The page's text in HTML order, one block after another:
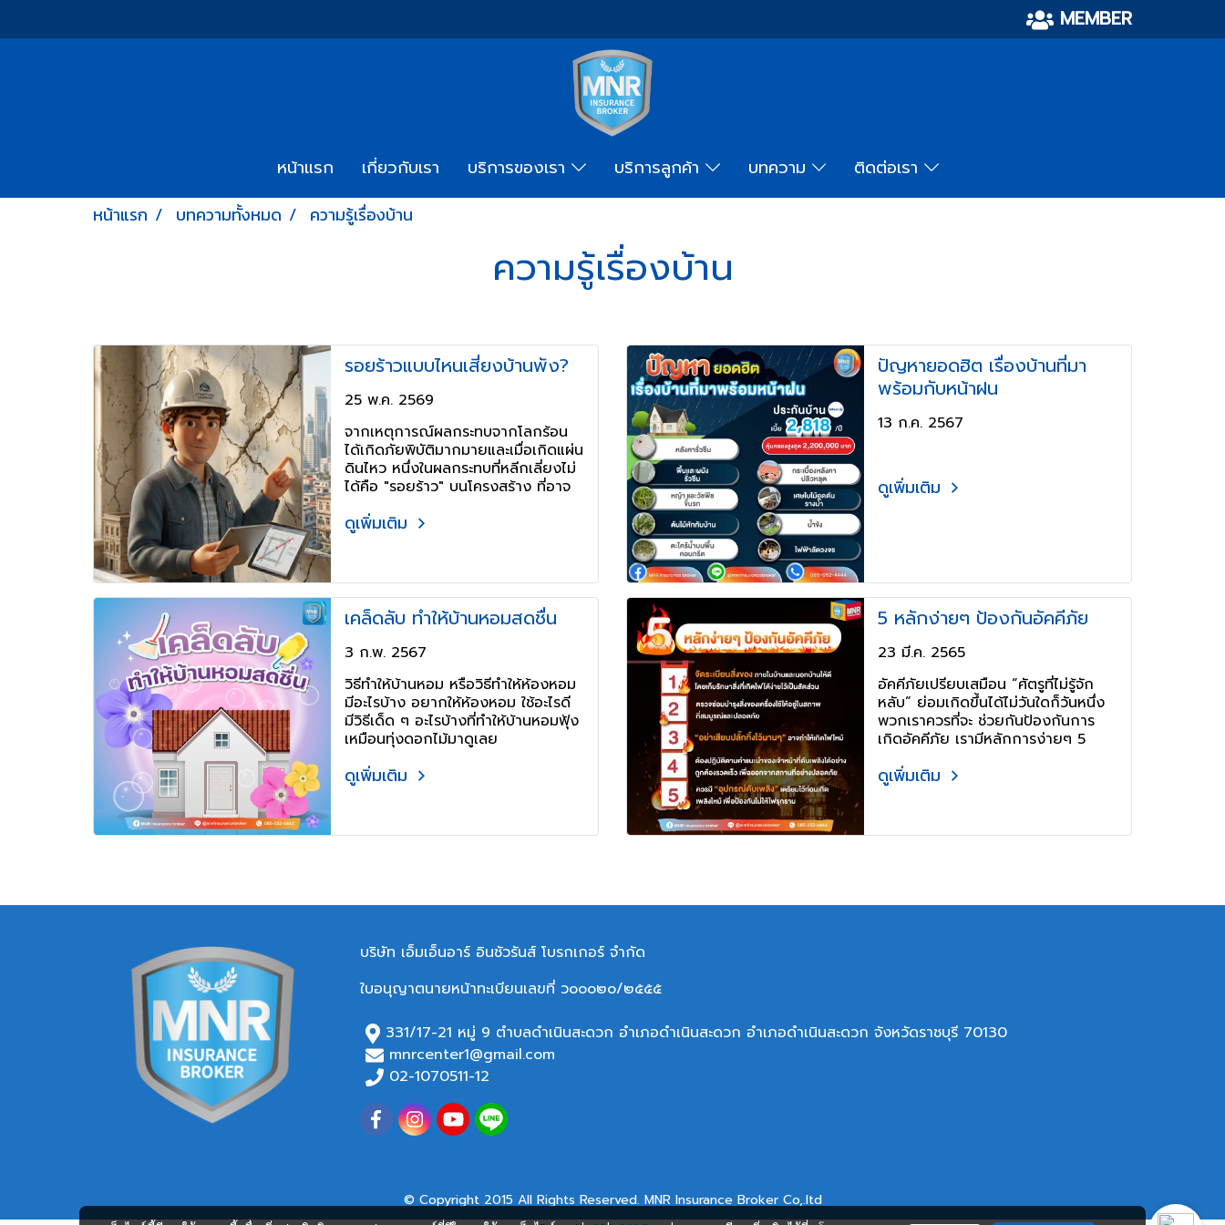
MEMBER
หน้าแรก เกี่ยวกับเรา บริการของเรา บริการลูกค้า บทความ ติดต่อเรา
หน้าแรก บทความทั้งหมด ความรู้เรื่องบ้าน
ความรู้เรื่องบ้าน
รอยร้าวแบบไหนเสี่ยงบ้านพัง?
25 พ.ค. 2569
จากเหตุการณ์ผลกระทบจากโลกร้อน
ได้เกิดภัยพิบัติมากมายและเมื่อเกิดแผ่น
ดินไหว หนึ่งในผลกระทบที่หลีกเลี่ยงไม่
ได้คือ "รอยร้าว" บนโครงสร้าง ที่อาจ
สังเกตให้ดี
ดูเพิ่มเติม
ปัญหายอดฮิต เรื่องบ้านที่มา
พร้อมกับหน้าฝน
13 ก.ค. 2567
ดูเพิ่มเติม
เคล็ดลับ ทำให้บ้านหอมสดชื่น
3 ก.พ. 2567
วิธีทำให้บ้านหอม หรือวิธีทำให้ห้องหอม
มีอะไรบ้าง อยากให้ห้องหอม ใช้อะไรดี
มีวิธีเด็ด ๆ อะไรบ้างที่ทำให้บ้านหอมฟุ้ง
เหมือนทุ่งดอกไม้มาดูเลย
ดูเพิ่มเติม
5 หลักง่ายๆ ป้องกันอัคคีภัย
23 มี.ค. 2565
อัคคีภัยเปรียบเสมือน “ศัตรูที่ไม่รู้จัก
หลับ” ย่อมเกิดขึ้นได้ไม่วันใดก็วันหนึ่ง
พวกเราควรที่จะ ช่วยกันป้องกันการ
เกิดอัคคีภัย เรามีหลักการง่ายๆ 5
ดูเพิ่มเติม
บริษัท เอ็มเอ็นอาร์ อินชัวรันส์ โบรกเกอร์ จำกัด
ใบอนุญาตนายหน้าทะเบียนเลขที่ ว๐๐๐๒๐/๒๕๕๕
331/17-21 หมู่ 9 ตำบลดำเนินสะดวก อำเภอดำเนินสะดวก อำเภอดำเนินสะดวก จังหวัดราชบุรี 70130
mnrcenter1@gmail.com
02-1070511-12
© Copyright 2015 All Rights Reserved. MNR Insurance Broker Co,.ltd